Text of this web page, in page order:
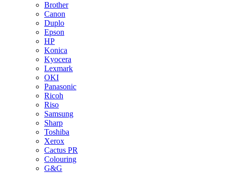
Brother
Canon
Duplo
Epson
HP
Konica
Kyocera
Lexmark
OKI
Panasonic
Ricoh
Riso
Samsung
Sharp
Toshiba
Xerox
Cactus PR
Colouring
G&G